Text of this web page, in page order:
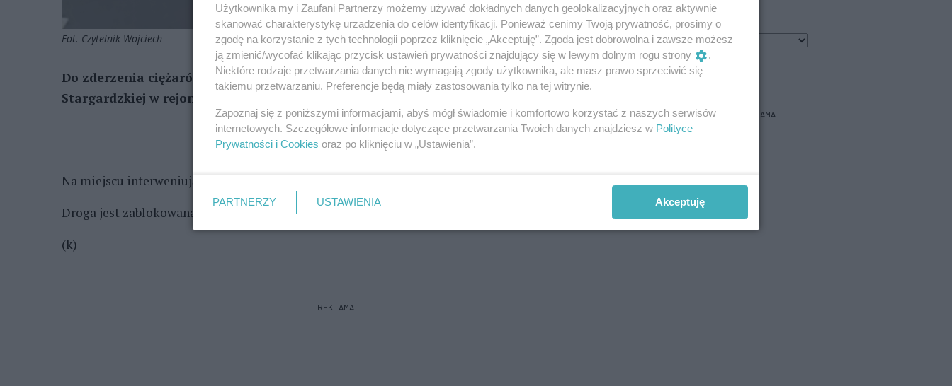
Fot. Czytelnik Wojciech
Do zderzenia ciężarówki i motocykla doszło w piątek ok. godz. 15 na Szosie
Stargardzkiej w rejonie węzła Szczecin Kijewo.
REKLAMA
Na miejscu interweniują służby. Lądował śmigłowiec Lotniczego Pogotowia Ratunkowego.
Droga jest zablokowana w kierunku Stargardu. Możliwy jest tylko zjazd na autostradę A6.
(k)
REKLAMA
12℃
Zobacz prognozę na 3 dni
REKLAMA
Użytkownika my i Zaufani Partnerzy możemy używać dokładnych danych geolokalizacyjnych oraz aktywnie
skanować charakterystykę urządzenia do celów identyfikacji. Ponieważ cenimy Twoją prywatność, prosimy o
zgodę na korzystanie z tych technologii poprzez kliknięcie „Akceptuję”. Zgoda jest dobrowolna i zawsze możesz
ją zmienić/wycofać klikając przycisk ustawień prywatności znajdujący się w lewym dolnym rogu strony
.
Niektóre rodzaje przetwarzania danych nie wymagają zgody użytkownika, ale masz prawo sprzeciwić się
takiemu przetwarzaniu. Preferencje będą miały zastosowania tylko na tej witrynie.
Zapoznaj się z poniższymi informacjami, abyś mógł świadomie i komfortowo korzystać z naszych serwisów
internetowych. Szczegółowe informacje dotyczące przetwarzania Twoich danych znajdziesz w Polityce
Prywatności i Cookies oraz po kliknięciu w „Ustawienia”.
PARTNERZY USTAWIENIA Akceptuję